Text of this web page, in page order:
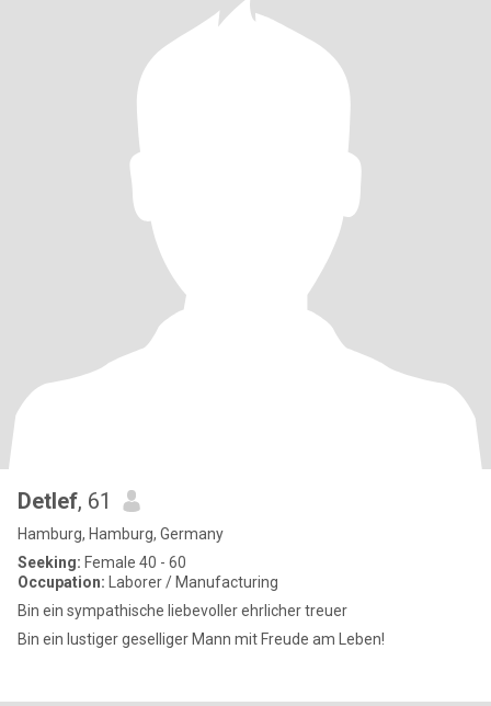
Detlef, 61
Hamburg, Hamburg, Germany
Seeking: Female 40 - 60
Occupation: Laborer / Manufacturing
Bin ein sympathische liebevoller ehrlicher treuer
Bin ein lustiger geselliger Mann mit Freude am Leben!